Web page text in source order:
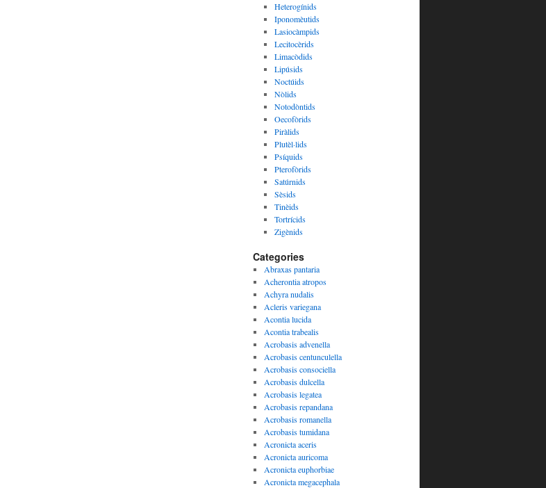
Heterogínids
Iponomèutids
Lasiocàmpids
Lecitocèrids
Limacòdids
Lipúsids
Noctúids
Nòlids
Notodòntids
Oecofòrids
Piràlids
Plutèl·lids
Psíquids
Pterofòrids
Satúrnids
Sèsids
Tinèids
Tortrícids
Zigènids
Categories
Abraxas pantaria
Acherontia atropos
Achyra nudalis
Acleris variegana
Acontia lucida
Acontia trabealis
Acrobasis advenella
Acrobasis centunculella
Acrobasis consociella
Acrobasis dulcella
Acrobasis legatea
Acrobasis repandana
Acrobasis romanella
Acrobasis tumidana
Acronicta aceris
Acronicta auricoma
Acronicta euphorbiae
Acronicta megacephala